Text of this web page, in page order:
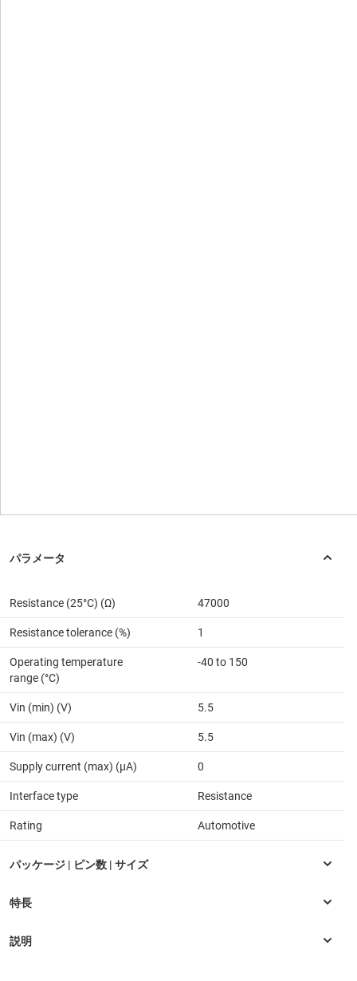
Resistance (25°C) (Ω) 47000
Resistance tolerance (%) 1
Operating temperature
range (°C)
-40 to 150
Vin (min) (V) 5.5
Vin (max) (V) 5.5
Supply current (max) (µA) 0
Interface type Resistance
Rating Automotive